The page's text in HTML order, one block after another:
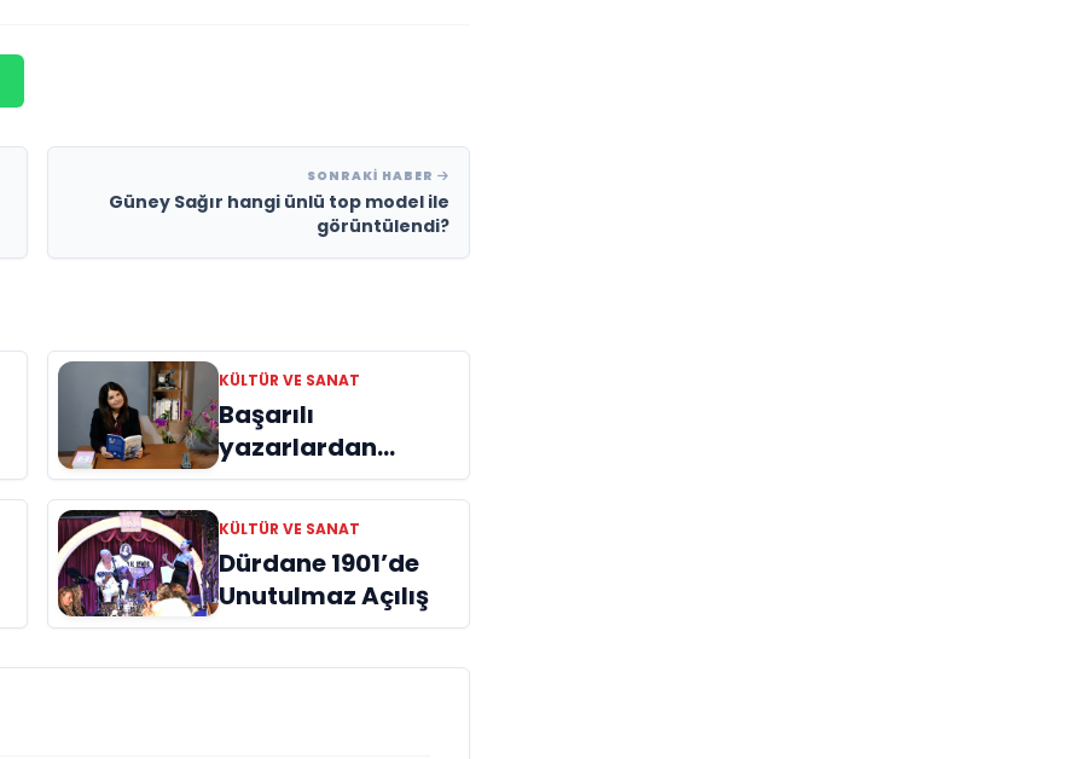
SONRAKI HABER
Güney Sağır hangi ünlü top model ile
görüntülendi?
KÜLTÜR VE SANAT
Başarılı
yazarlardan
Azime Savaş’tan
başucu kitabı
“Emanet”
raflardaki yerini
aldı
KÜLTÜR VE SANAT
Dürdane 1901’de
Unutulmaz Açılış